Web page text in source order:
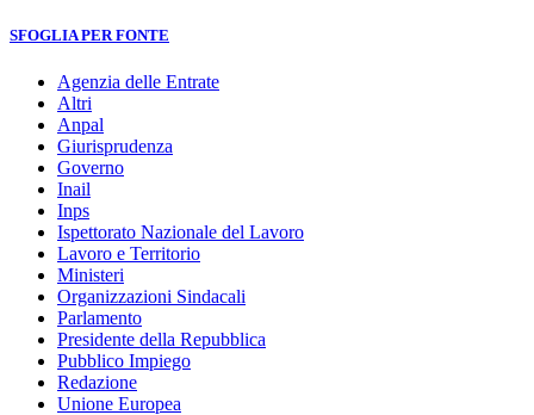
SFOGLIA PER FONTE
Agenzia delle Entrate
Altri
Anpal
Giurisprudenza
Governo
Inail
Inps
Ispettorato Nazionale del Lavoro
Lavoro e Territorio
Ministeri
Organizzazioni Sindacali
Parlamento
Presidente della Repubblica
Pubblico Impiego
Redazione
Unione Europea